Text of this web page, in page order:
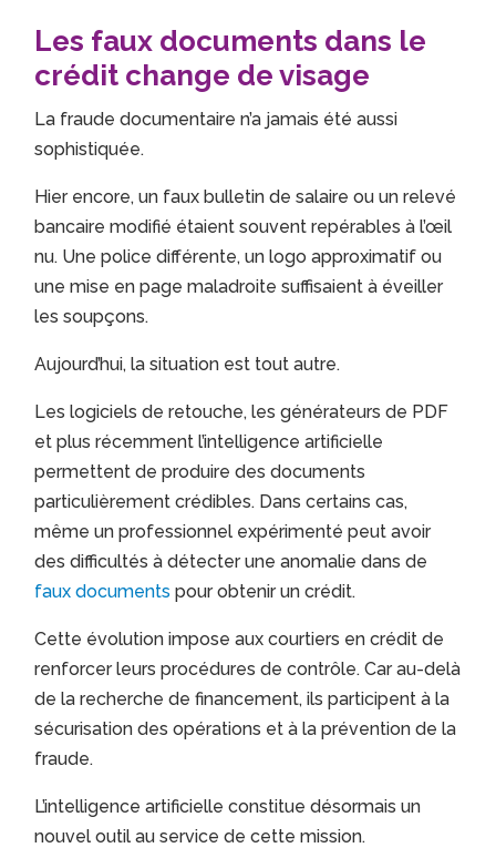
Les faux documents dans le
crédit change de visage
La fraude documentaire n’a jamais été aussi
sophistiquée.
Hier encore, un faux bulletin de salaire ou un relevé
bancaire modifié étaient souvent repérables à l’œil
nu. Une police différente, un logo approximatif ou
une mise en page maladroite suffisaient à éveiller
les soupçons.
Aujourd’hui, la situation est tout autre.
Les logiciels de retouche, les générateurs de PDF
et plus récemment l’intelligence artificielle
permettent de produire des documents
particulièrement crédibles. Dans certains cas,
même un professionnel expérimenté peut avoir
des difficultés à détecter une anomalie dans de
faux documents pour obtenir un crédit.
Cette évolution impose aux courtiers en crédit de
renforcer leurs procédures de contrôle. Car au-delà
de la recherche de financement, ils participent à la
sécurisation des opérations et à la prévention de la
fraude.
L’intelligence artificielle constitue désormais un
nouvel outil au service de cette mission.